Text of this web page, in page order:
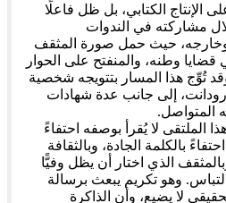
الكتابي، بل ظل فاعلًا
مشاركته في الندوات
وخارجه، حيث حمل صورة المثقف
وطنه، والمنفتح على الحوار
تُوِّج هذا المسار بتتويجه شخصية
2015 بإقليم تارودانت، إلى جانب عدة شهادات
المتواصل.
الملتقى لا يُقرأ بوصفه احتفاءً
بالكلمة الجادة، وبالثقافة
الذي اختار أن يظل وفيًّا
وهو تكريم يبعث برسالة
لا يضيع، وأن الذاكرة